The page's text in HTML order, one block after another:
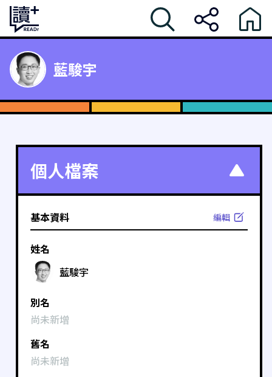
藍駿宇
個人檔案
基本資料 編輯
姓名
藍駿宇
別名
尚未新增
舊名
尚未新增